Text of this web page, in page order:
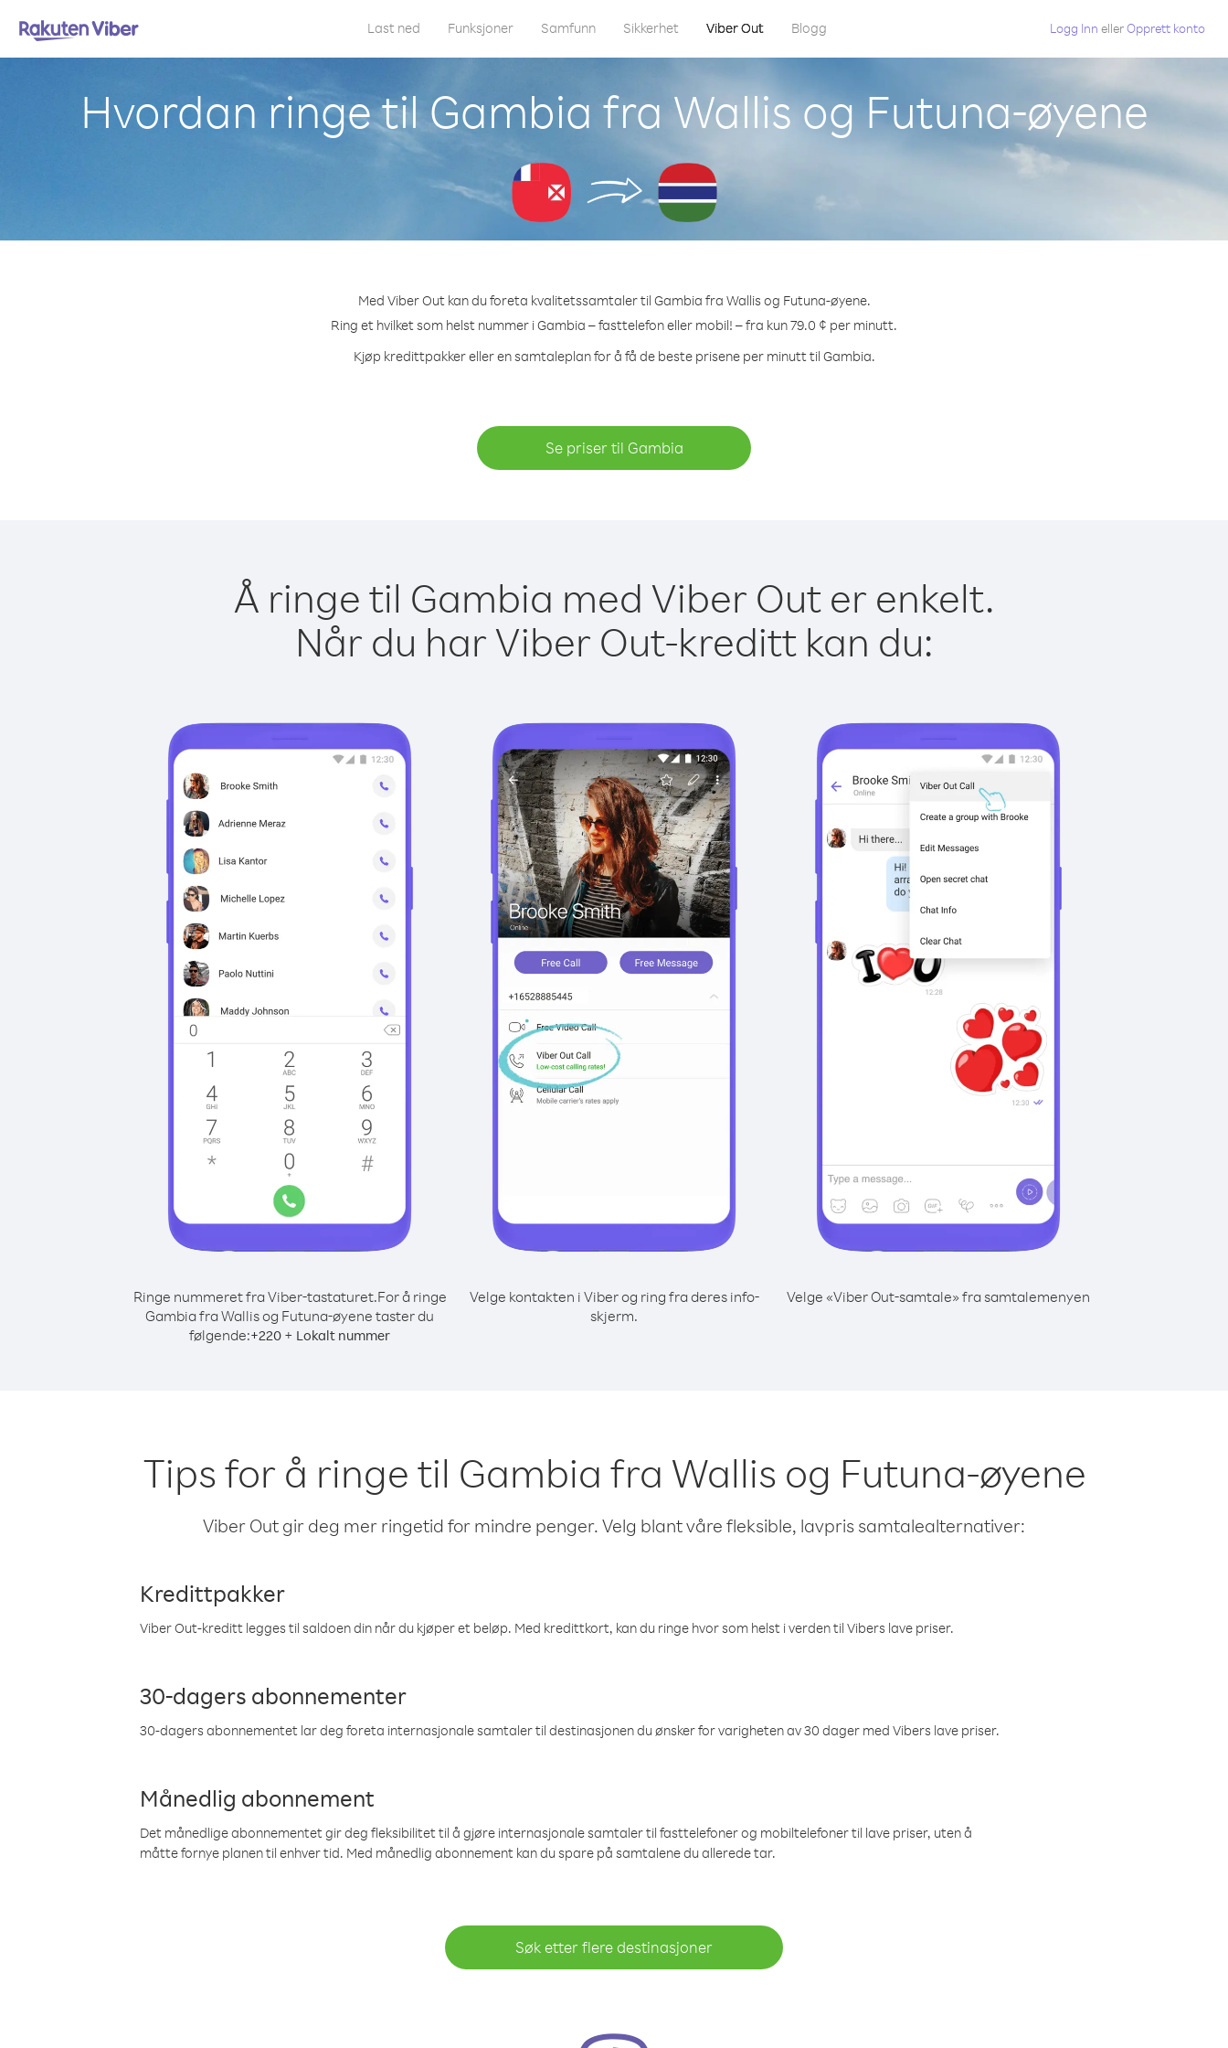
Last ned Funksjoner Samfunn Sikkerhet Viber Out Blogg Logg Inn ellerOpprett konto
Hvordan ringe til Gambia fra Wallis og Futuna-øyene
Med Viber Out kan du foreta kvalitetssamtaler til Gambia fra Wallis og Futuna-øyene.
Ring et hvilket som helst nummer i Gambia – fasttelefon eller mobil! – fra kun 79.0 ¢ per minutt.
Kjøp kredittpakker eller en samtaleplan for å få de beste prisene per minutt til Gambia.
Se priser til Gambia
Å ringe til Gambia med Viber Out er enkelt.
Når du har Viber Out-kreditt kan du:
Ringe nummeret fra Viber-tastaturet.For å ringe
Gambia fra Wallis og Futuna-øyene taster du
følgende:+220 + Lokalt nummer
Velge kontakten i Viber og ring fra deres info-
skjerm.
Velge «Viber Out-samtale» fra samtalemenyen
Tips for å ringe til Gambia fra Wallis og Futuna-øyene
Viber Out gir deg mer ringetid for mindre penger. Velg blant våre fleksible, lavpris samtalealternativer:
Kredittpakker
Viber Out-kreditt legges til saldoen din når du kjøper et beløp. Med kredittkort, kan du ringe hvor som helst i verden til Vibers lave priser.
30-dagers abonnementer
30-dagers abonnementet lar deg foreta internasjonale samtaler til destinasjonen du ønsker for varigheten av 30 dager med Vibers lave priser.
Månedlig abonnement
Det månedlige abonnementet gir deg fleksibilitet til å gjøre internasjonale samtaler til fasttelefoner og mobiltelefoner til lave priser, uten å
måtte fornye planen til enhver tid. Med månedlig abonnement kan du spare på samtalene du allerede tar.
Søk etter flere destinasjoner